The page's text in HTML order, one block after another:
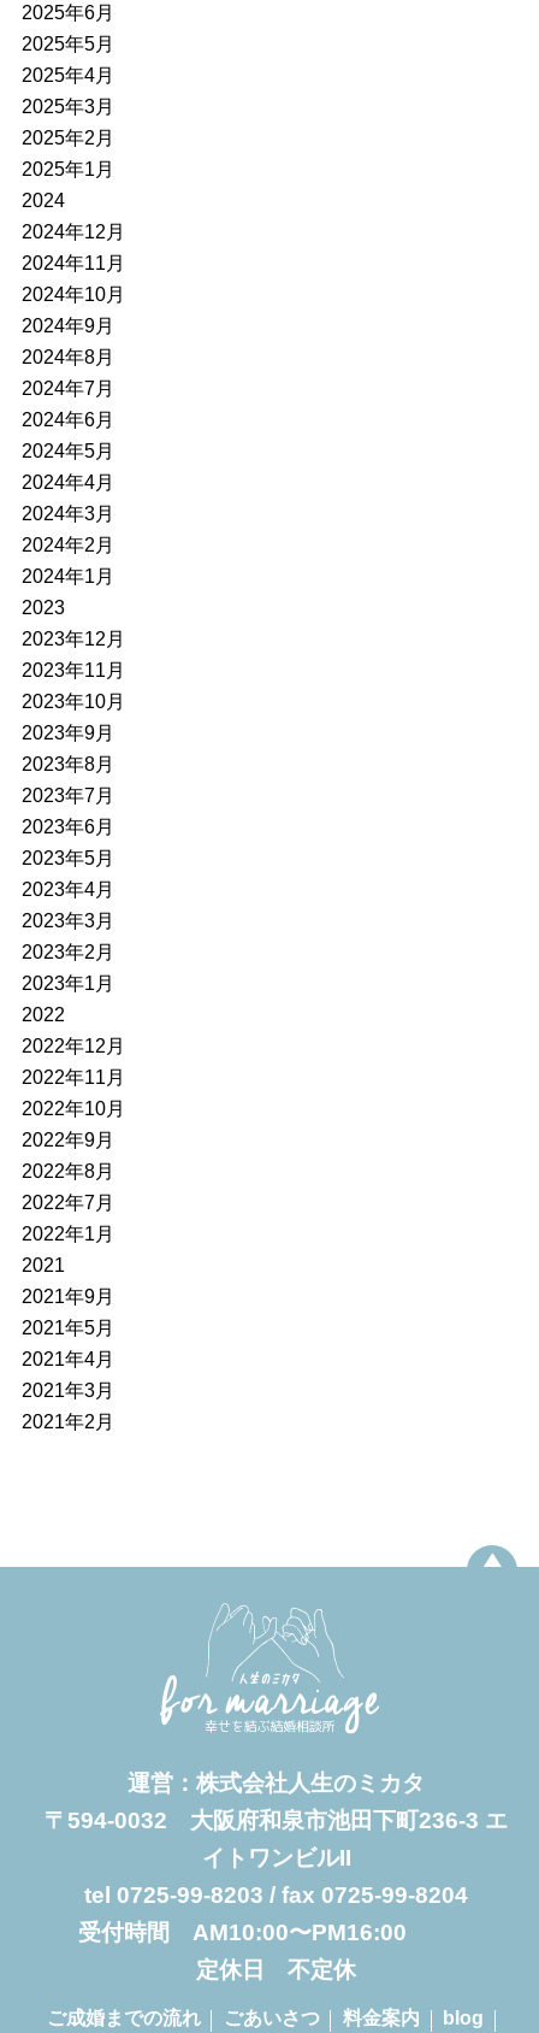
2025年6月
2025年5月
2025年4月
2025年3月
2025年2月
2025年1月
2024
2024年12月
2024年11月
2024年10月
2024年9月
2024年8月
2024年7月
2024年6月
2024年5月
2024年4月
2024年3月
2024年2月
2024年1月
2023
2023年12月
2023年11月
2023年10月
2023年9月
2023年8月
2023年7月
2023年6月
2023年5月
2023年4月
2023年3月
2023年2月
2023年1月
2022
2022年12月
2022年11月
2022年10月
2022年9月
2022年8月
2022年7月
2022年1月
2021
2021年9月
2021年5月
2021年4月
2021年3月
2021年2月
運営：株式会社人生のミカタ
〒594-0032 大阪府和泉市池田下町236-3 エ
イトワンビルII
tel 0725-99-8203 / fax 0725-99-8204
受付時間 AM10:00〜PM16:00
定休日 不定休
ご成婚までの流れ ごあいさつ 料金案内 blog